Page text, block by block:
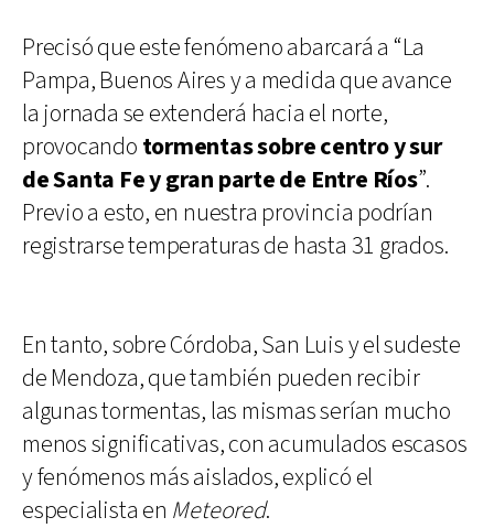
Precisó que este fenómeno abarcará a “La
Pampa, Buenos Aires y a medida que avance
la jornada se extenderá hacia el norte,
provocando tormentas sobre centro y sur
de Santa Fe y gran parte de Entre Ríos”.
Previo a esto, en nuestra provincia podrían
registrarse temperaturas de hasta 31 grados.
En tanto, sobre Córdoba, San Luis y el sudeste
de Mendoza, que también pueden recibir
algunas tormentas, las mismas serían mucho
menos significativas, con acumulados escasos
y fenómenos más aislados, explicó el
especialista en Meteored.